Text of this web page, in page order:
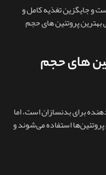
و جایگزین تغذیه کامل و
پروتئین های حجم
های حجم
برای بدنسازان است، اما
استفاده می‌شوند و